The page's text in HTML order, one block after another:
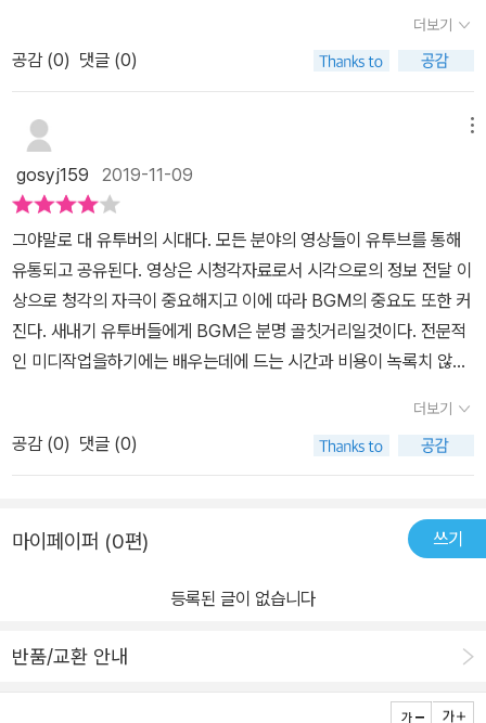
은 일단 이해를 떠나 오렌지노님을 따라하나 하나 해보니 어느덧 그
럴싸한(?) 음악이 완성 되었습니다.드럼 비트도 맘대로!! 별로 손 안
는 배경음악 만들기][PART 3 연주를 가미하여본격적으로 작곡하
기]3개의 파트로 구성되어 있고. 하나씩 앱을 실행 해보며 해도 좋으
며책 중간중간 QR 코드로 페이지를 열어 아래 처럼 실습 해보는게
더 좋은거 같습니다.아이폰 아이패드로 할 수 있는 취미 생활드로잉
만 있는 것이 아닙니다. 이제 아이패드, 아이폰으로 나만의 노래를 여
러 분들도 만들어 보세요.누구나 할 수 있다는게 참 좋네요. 오렌지노
님의 이력을 보니 개러지밴드 책을 이미 10년전에 출간 하고 이번에
새롭게 다시 출간 하셨더라구요.그냥 그런 책이 아니라 저같은 음악
분의 유튜브 에서 여러가지를 배울수 있어저에게는 신세계 같은 경험
이었고.아이와 음악으로 함께 할 수 있는 좋은 기회 여서 더욱 좋았습
니다.나도 작곡이 가능하다! 이제 저는 그러한 사람이 되었습니다이
쓴 리뷰임을 밝혀 둡니다.
지노의 특강 : 긴장감 넘치는 분위기로 잘 만들어진 곡 추천2. 미션3.
개러지밴드로 만들어보기(섹션 구성)단순히 step by step 형태의
따라하기로 같은 결과물을 만들어내는 것에 만족하는 책이 아니었습
니다. 배경음악의 테마를 결정하고 그 테마를 만들어가는 요소들을
미션으로 가이드를 제공함으로써 배경음악을 만들어가는 최소한의
프로세스를 제공하고, 독자의 선택과 실험으로 다양한 결과물을 만들
어낼 수 있는 여지를 남겨놓은 방식이 호기심을 자극하기에 충분했습
니다. 그리고 개러지밴드를 열고 바로 그 페이지의 가이드를 따라 해
봤습니다.사용애플리케이션 : Apple GarageBand (무료)애플리케
이션 사용 환경 : Mac(macOS 10.13.6 이상), iPhone(iOS 13.0
이상), iPad(iOS 13.0 이상). Microsoft사의 Windows 운영체제
는 지원하지 않습니다.Youtube 채널 : https://www.youtube.co
m/user/jinosori책의 차례(목차)를 보면 방향성을 알 수 있습니다.
이 책의 특징은 맥 애플리케이션인 개러지밴드 튜토리얼로 시작하거
마는 당신이 만든 상업적인 목적을 가진 영상에 음악, 음원이 왜 중요
한지를 설명하고 있다는 것입니다.Part 1. 유튜브 영상 편집과 배경
Part 3. 연주를 가미하여 본격적으로 작곡하기총 3개의 파트로 구성
되어 있습니다.첫 번째 Part에서는유튜브 플랫폼으로 발생하는 영상
은 TV 프로그램 방송 영상과 차이를 알 수 없을 만큼 발전해 왔습니
더보기
공감 (0) 댓글 (0)
gosyj159 2019-11-09
그야말로 대 유투버의 시대다. 모든 분야의 영상들이 유투브를 통해
유통되고 공유된다. 영상은 시청각자료로서 시각으로의 정보 전달 이
상으로 청각의 자극이 중요해지고 이에 따라 BGM의 중요도 또한 커
진다. 새내기 유투버들에게 BGM은 분명 골칫거리일것이다. 전문적
인 미디작업을하기에는 배우는데에 드는 시간과 비용이 녹록치 않다.
적인 BGM을 만들수있는 활로를 만들어주는 도서 이다. 기본적인 개
러지밴드 기능의 설명부터 시작하여 화성. 코드진행등 음악의 기초까
지 이 한권으로 많은 독자들은 자신의 음악을 만들게 될것이다.
더보기
공감 (0) 댓글 (0)
마이페이퍼 (0편) 쓰기
등록된 글이 없습니다
반품/교환 안내